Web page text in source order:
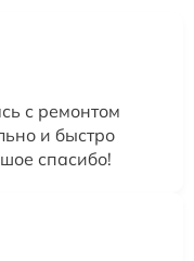
с ремонтом
и быстро
спасибо!